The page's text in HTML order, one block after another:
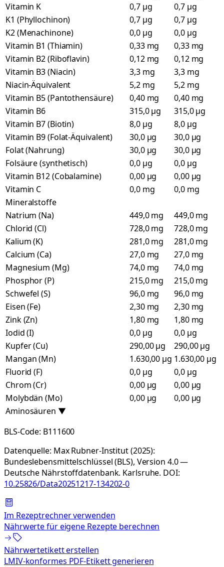
Vitamin K
0,7 µg
0,7 µg
K1 (Phyllochinon)
0,7 µg
0,7 µg
K2 (Menachinone)
0,0 µg
0,0 µg
Vitamin B1 (Thiamin)
0,33 mg
0,33 mg
Vitamin B2 (Riboflavin)
0,12 mg
0,12 mg
Vitamin B3 (Niacin)
3,3 mg
3,3 mg
Niacin-Äquivalent
5,2 mg
5,2 mg
Vitamin B5 (Pantothensäure)
0,40 mg
0,40 mg
Vitamin B6
315,0 µg
315,0 µg
Vitamin B7 (Biotin)
8,0 µg
8,0 µg
Vitamin B9 (Folat-Äquivalent)
30,0 µg
30,0 µg
Folat (Nahrung)
30,0 µg
30,0 µg
Folsäure (synthetisch)
0,0 µg
0,0 µg
Vitamin B12 (Cobalamine)
0,00 µg
0,00 µg
Vitamin C
0,0 mg
0,0 mg
Mineralstoffe
Natrium (Na)
449,0 mg
449,0 mg
Chlorid (Cl)
728,0 mg
728,0 mg
Kalium (K)
281,0 mg
281,0 mg
Calcium (Ca)
27,0 mg
27,0 mg
Magnesium (Mg)
74,0 mg
74,0 mg
Phosphor (P)
215,0 mg
215,0 mg
Schwefel (S)
96,0 mg
96,0 mg
Eisen (Fe)
2,30 mg
2,30 mg
Zink (Zn)
1,80 mg
1,80 mg
Iodid (I)
0,0 µg
0,0 µg
Kupfer (Cu)
290,00 µg
290,00 µg
Mangan (Mn)
1.630,00 µg 1.630,00 µg
Fluorid (F)
0,0 µg
0,0 µg
Chrom (Cr)
0,00 µg
0,00 µg
Molybdän (Mo)
0,00 µg
0,00 µg
Aminosäuren ▼
BLS-Code: B111600
Datenquelle: Max Rubner-Institut (2025):
Bundeslebensmittelschlüssel (BLS), Version 4.0 —
Deutsche Nährstoffdatenbank. Karlsruhe. DOI:
10.25826/Data20251217-134202-0
Im Rezeptrechner verwenden
Nährwerte für eigene Rezepte berechnen
Nährwertetikett erstellen
LMIV-konformes PDF-Etikett generieren